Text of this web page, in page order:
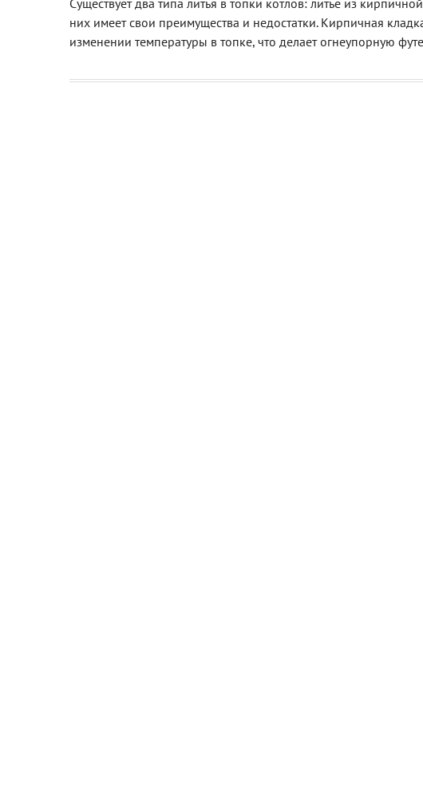
Существует два типа литья в топки котлов: литье из
них имеет свои преимущества и недостатки. Кирпичная
изменении температуры в топке, что делает огнеупорную